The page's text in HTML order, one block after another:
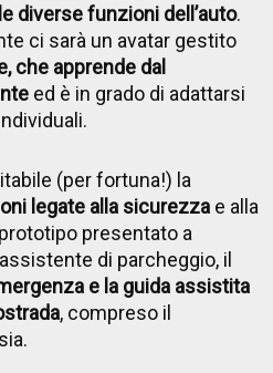
diverse funzioni dell’auto.
ci sarà un avatar gestito
che apprende dal
ed è in grado di adattarsi
(per fortuna!) la
legate alla sicurezza e alla
presentato a
di parcheggio, il
e la guida assistita
, compreso il